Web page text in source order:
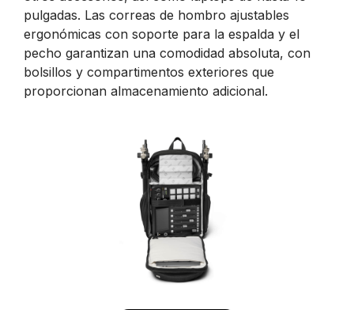
pulgadas. Las correas de hombro ajustables
ergonómicas con soporte para la espalda y el
pecho garantizan una comodidad absoluta, con
bolsillos y compartimentos exteriores que
proporcionan almacenamiento adicional.